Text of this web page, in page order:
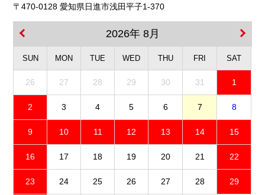
〒470-0128 愛知県日進市浅田平子1-370
2026年 8月
SUN MON TUE WED THU FRI SAT
26 27 28 29 30 31 1
2 3 4 5 6 7 8
9 10 11 12 13 14 15
16 17 18 19 20 21 22
23 24 25 26 27 28 29